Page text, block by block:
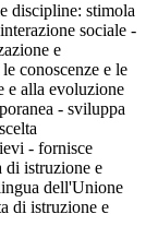
discipline: stimola
sociale -
e
conoscenze e le
e alla evoluzione
- sviluppa
- fornisce
di istruzione e
dell'Unione
di istruzione e